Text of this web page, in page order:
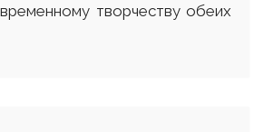
творчеству обеих